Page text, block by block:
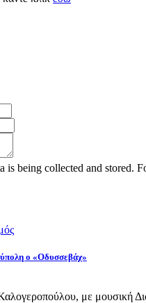
is being collected and stored.
ο «Οδυσσεβάχ»
με μουσική